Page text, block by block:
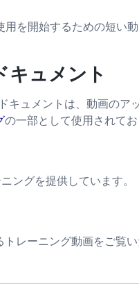
用を開始するための短い
キュメント
キュメントは、動画のア
の一部として使用されて
ングを提供しています。
レーニング動画をご覧い